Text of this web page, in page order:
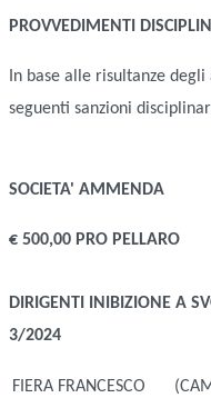
PROVVEDIMENTI
In base alle risultanze
seguenti sanzioni
SOCIETA' AMMENDA
€ 500,00 PRO PELLARO
DIRIGENTI
INIBIZIONE A
3/2024
FIERA FRANCESCO